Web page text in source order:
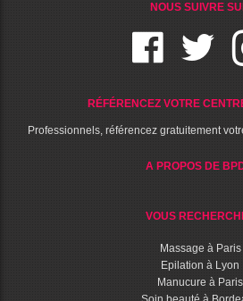
NOUS SUIVRE
RÉFÉRENCEZ VOTRE
Professionnels, référencez gratuitement
A PROPOS DE
VOUS
Massage à Paris
Epilation à Lyon
Manucure à Paris